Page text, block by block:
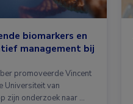
biomarkers en
management bij
promoveerde Vincent
Universiteit van
zijn onderzoek naar …